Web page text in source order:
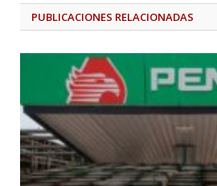
PUBLICACIONES RELACIONADAS